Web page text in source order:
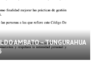
AMBATO – TUNGURAHUA